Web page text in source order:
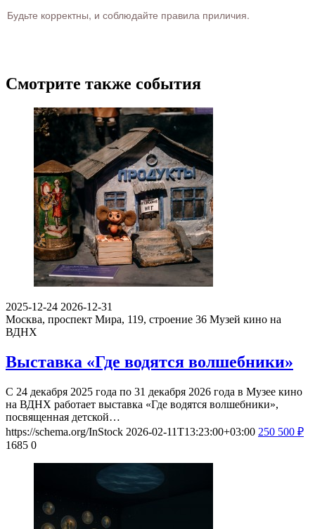
Будьте корректны, и соблюдайте правила приличия.
Смотрите также события
2025-12-24 2026-12-31
Москва, проспект Мира, 119, строение 36 Музей кино на
ВДНХ
Выставка «Где водятся волшебники»
С 24 декабря 2025 года по 31 декабря 2026 года в Музее кино
на ВДНХ работает выставка «Где водятся волшебники»,
посвященная детской…
https://schema.org/InStock 2026-02-11T13:23:00+03:00 250 500 ₽
1685 0